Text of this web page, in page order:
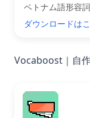
ベトナム語形容
ダウンロードは
Vocaboost｜自